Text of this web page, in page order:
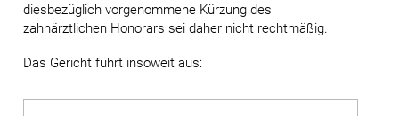
diesbezüglich vorgenommene Kürzung des
zahnärztlichen Honorars sei daher nicht rechtmäßig.
Das Gericht führt insoweit aus: